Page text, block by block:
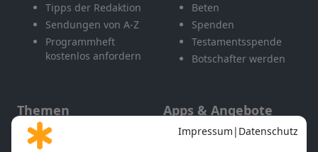
Tipps der Redaktion
Sendungen von A-Z
Programmheft
kostenlos anfordern
Beten
Spenden
Testamentsspende
Botschafter werden
Themen
Gott und Bibel erklärt
Apps & Angebote